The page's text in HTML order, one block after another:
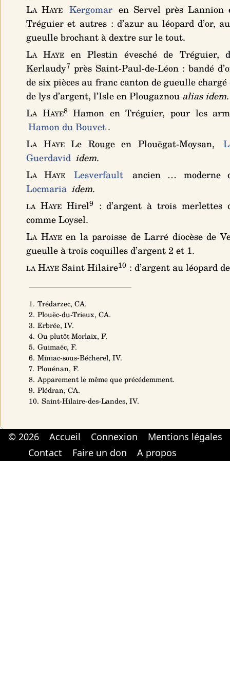
La Haye Kergomar en Servel près Lannion
Tréguier et autres : d’azur au léopard d’or,
gueulle brochant à dextre sur le tout.
La Haye en Plestin évesché de Tréguier,
Kerlaudy7 près Saint-Paul-de-Léon :bandé
de six pièces au franc canton de gueulle chargé
de lys d’argent, l’Isle en Plougaznou alias idem.
La Haye8Hamon en Tréguier, pour les
Hamon du Bouvet.
La HayeLe Rouge en Plouëgat-Moysan,
Guerdavid idem.
La Haye
Lesverfault
ancien …
Locmaria idem.
la HayeHirel9:d’argent à trois merlettes
comme Loysel.
La Hayeen la paroisse de Larré diocèse de
gueulle à trois coquilles d’argent 2 et 1.
la Haye Saint Hilaire10 : d’argent au léopard
1. Trédarzec, CA.
2. Plouëc-du-Trieux, CA.
3. Erbrée, IV.
4. Ou plutôt Morlaix, F.
5. Guimaëc, F.
6. Miniac-sous-Bécherel, IV.
7. Plouénan, F.
8. Apparement le même que précédemment.
9. Plédran, CA.
10. Saint-Hilaire-des-Landes, IV.
© 2026 Accueil Connexion
Mentions légales
Contact
Faire un don A propos